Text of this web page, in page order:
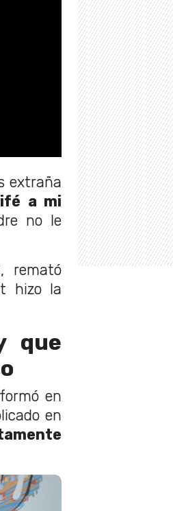
extraña
a mi
no le
, remató
hizo la
que
en
en